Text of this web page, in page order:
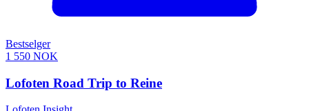
Bestselger
1 550 NOK
Lofoten Road Trip to Reine